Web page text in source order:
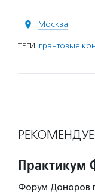
Москва
ТЕГИ: грантовые
Практикум
Форум Доноров